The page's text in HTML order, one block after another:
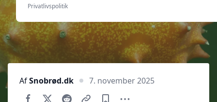
AfSnobrød.dk 7. november 2025
Privatlivspolitik